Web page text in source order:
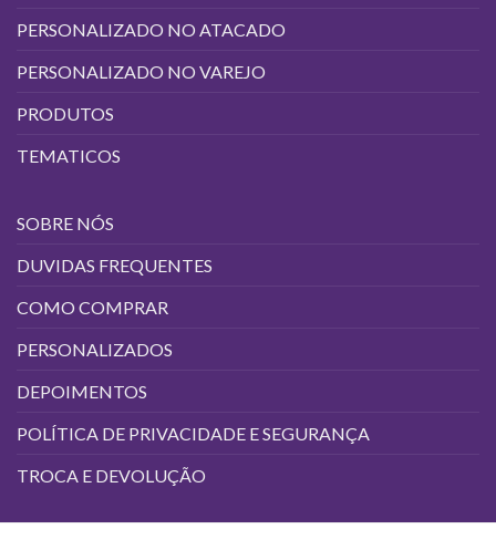
PERSONALIZADO NO ATACADO
PERSONALIZADO NO VAREJO
PRODUTOS
TEMATICOS
SOBRE NÓS
DUVIDAS FREQUENTES
COMO COMPRAR
PERSONALIZADOS
DEPOIMENTOS
POLÍTICA DE PRIVACIDADE E SEGURANÇA
TROCA E DEVOLUÇÃO